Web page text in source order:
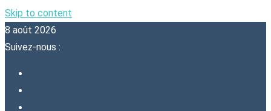
Skip to content
8 août 2026
Suivez-nous :